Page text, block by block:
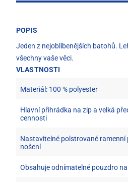
POPIS
Jeden z nejoblíbenějších batohů.
všechny vaše věci.
VLASTNOSTI
Materiál: 100 % polyester
Hlavní přihrádka na zip a velká
cennosti
Nastavitelné polstrované
nošení
Obsahuje odnímatelné pouzdro